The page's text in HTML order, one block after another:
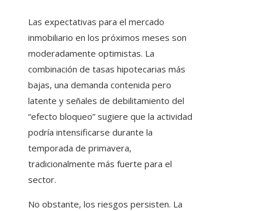
Las expectativas para el mercado
inmobiliario en los próximos meses son
moderadamente optimistas. La
combinación de tasas hipotecarias más
bajas, una demanda contenida pero
latente y señales de debilitamiento del
“efecto bloqueo” sugiere que la actividad
podría intensificarse durante la
temporada de primavera,
tradicionalmente más fuerte para el
sector.
No obstante, los riesgos persisten. La